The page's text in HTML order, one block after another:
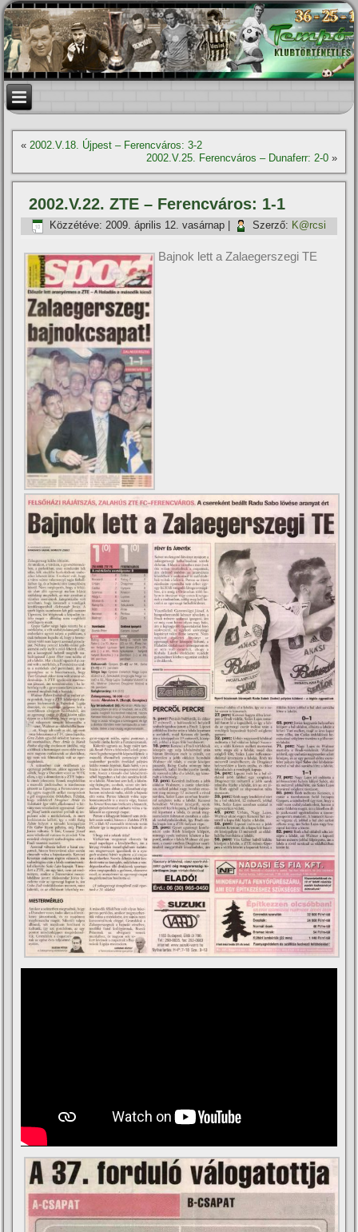
«2002.V.18. Újpest – Ferencváros: 3-2
2002.V.25. Ferencváros – Dunaferr: 2-0»
2002.V.22. ZTE – Ferencváros: 1-1
Közzétéve: 2009. április 12. vasárnap Szerző: K@rcsi
Bajnok lett a Zalaegerszegi TE